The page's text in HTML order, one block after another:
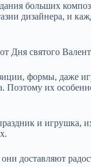
больших
дизайнера, и
Дня святого
формы, даже
Поэтому их
и игрушка,
доставляют